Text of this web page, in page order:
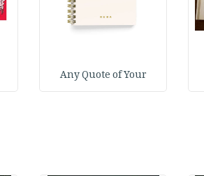
Any Quote of Your